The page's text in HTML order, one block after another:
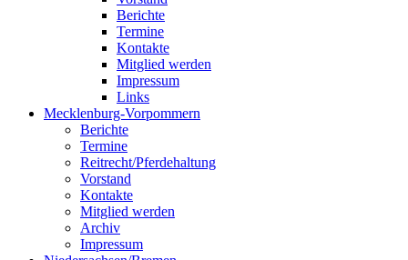
Berichte
Termine
Kontakte
Mitglied werden
Impressum
Links
Mecklenburg-Vorpommern
Berichte
Termine
Reitrecht/Pferdehaltung
Vorstand
Kontakte
Mitglied werden
Archiv
Impressum